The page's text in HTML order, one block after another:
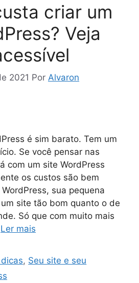
criar um
Veja
2021 Por Alvaron
é sim barato. Tem um
Se você pensar nas
com um site WordPress
os custos são bem
sua pequena
site tão bom quanto o de
Só que com muito mais
Ler mais
, Seu site e seu